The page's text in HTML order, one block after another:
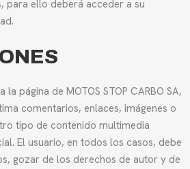
para ello deberá acceder a su
página de MOTOS STOP CARBO SA,
comentarios, enlaces, imágenes o
tipo de contenido multimedia
El usuario, en todos los casos, debe
gozar de los derechos de autor y de